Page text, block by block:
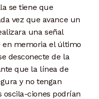
se tiene que
vez que avance un
una señal
en memoria el último
desconecte de la
que la línea de
y no tengan
oscila-ciones podrían